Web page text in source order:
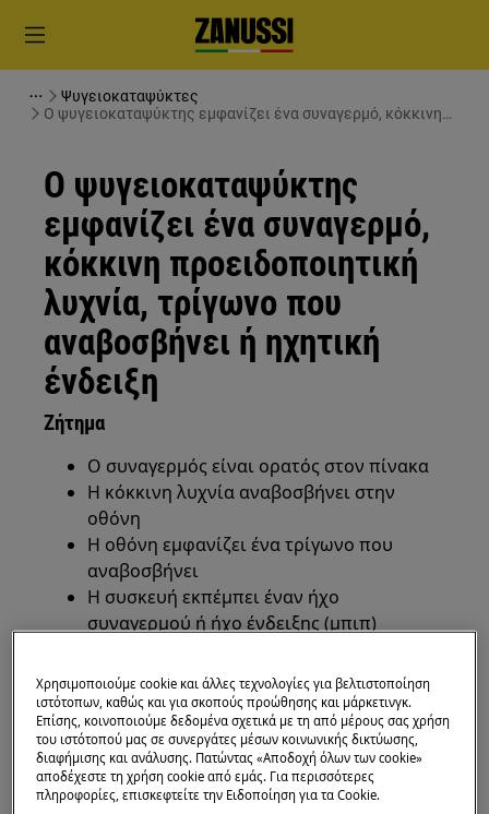
Ψυγειοκαταψύκτες
Ο ψυγειοκαταψύκτης εμφανίζει ένα συναγερμό, κόκκινη
Ο ψυγειοκαταψύκτης
εμφανίζει ένα συναγερμό,
κόκκινη προειδοποιητική
λυχνία, τρίγωνο που
αναβοσβήνει ή ηχητική
ένδειξη
Ζήτημα
Ο συναγερμός είναι ορατός στον πίνακα
Η κόκκινη λυχνία αναβοσβήνει στην
οθόνη
Η οθόνη εμφανίζει ένα τρίγωνο που
αναβοσβήνει
Η συσκευή εκπέμπει έναν ήχο
συναγερμού ή ήχο ένδειξης (μπιπ)
θερμοκρασία είναι πολύ υψηλή
Ισχύει για
Ψυγείο
Ψυγείο / καταψύκτη
Χρησιμοποιούμε cookie και άλλες τεχνολογίες για βελτιστοποίηση
ιστότοπων, καθώς και για σκοπούς προώθησης και μάρκετινγκ.
Επίσης, κοινοποιούμε δεδομένα σχετικά με τη από μέρους σας χρήση
του ιστότοπού μας σε συνεργάτες μέσων κοινωνικής δικτύωσης,
διαφήμισης και ανάλυσης. Πατώντας «Αποδοχή όλων των cookie»
αποδέχεστε τη χρήση cookie από εμάς. Για περισσότερες
πληροφορίες, επισκεφτείτε την Ειδοποίηση για τα Cookie.